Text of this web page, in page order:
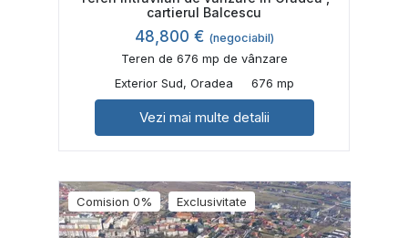
cartierul Balcescu
48,800 € (negociabil)
Teren de 676 mp de vânzare
Exterior Sud, Oradea
676 mp
Vezi mai multe detalii
Comision 0% Exclusivitate